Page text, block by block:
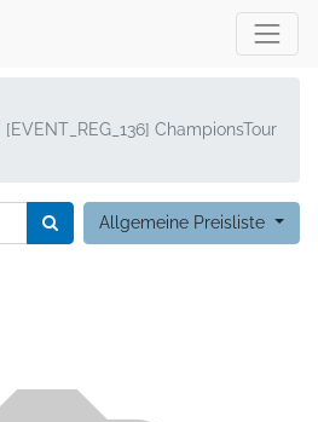
[EVENT_REG_136] ChampionsTour
Allgemeine Preisliste